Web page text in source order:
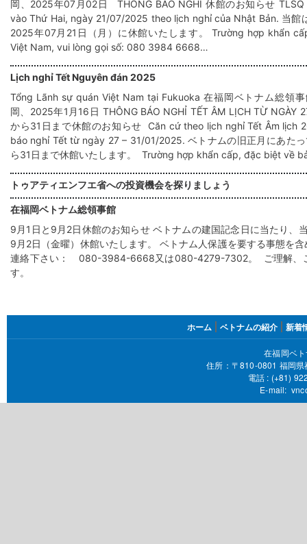
岡、2025年07月02日 THÔNG BÁO NGHỈ 休館のお知らせ
vào Thứ Hai, ngày 21/07/2025 theo lịch nghỉ của Nhật Bản. 当館
2025年07月21日（月）に休館いたします。 Trường hợp khẩn
Việt Nam, vui lòng gọi số: 080 3984 6668…
Lịch nghỉ Tết Nguyên đán 2025
Tổng Lãnh sự quán Việt Nam tại Fukuoka 在福岡ベトナム総領
岡、2025年1月16日 THÔNG BÁO NGHỈ TẾT ÂM LỊCH TỪ NGÀY
から31日まで休館のお知らせ Căn cứ theo lịch nghỉ Tết Âm lịch
báo nghỉ Tết từ ngày 27 – 31/01​/2025. ベトナムの旧正月にあた
ら31日まで休館いたします。 Trường hợp khẩn cấp, đặc biệt về
トゥアティエンフエ省への投資機会を探りましょう
在福岡ベトナム総領事館
9月1日と9月2日休館のお知らせ ベトナムの建国記念日に当たり、
9月2日（金曜）休館いたします。 ベトナム人保護を要する事態を
連絡下さい： 080-3984-6668又は080-4279-7302。 ​ ご理解、
す。
FOOTER
MENU
ホーム ベトナムの紹介 新着
在福岡ベ
住所：〒810-0801 福岡
電話 : (+81)
E-mail: